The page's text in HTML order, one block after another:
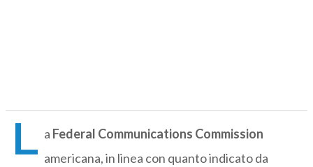
L a Federal Communications Commission
americana, in linea con quanto indicato da